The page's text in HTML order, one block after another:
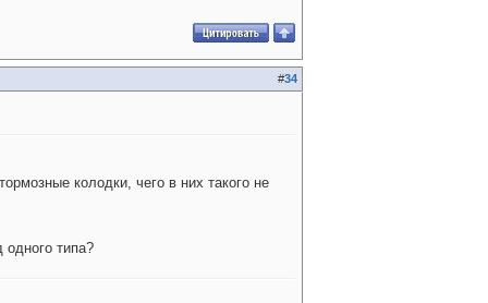
#34
колодки, чего в них такого не
одного типа?